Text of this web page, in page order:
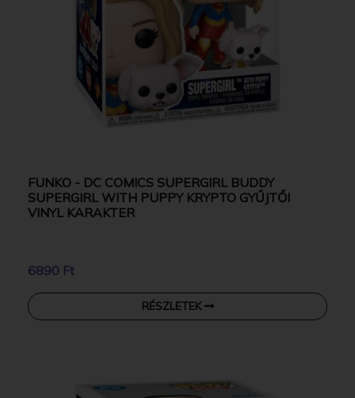
FUNKO - DC COMICS SUPERGIRL BUDDY
SUPERGIRL WITH PUPPY KRYPTO GYŰJTŐI
VINYL KARAKTER
6890 Ft
RÉSZLETEK